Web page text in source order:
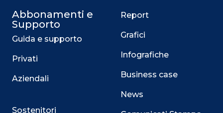
Abbonamenti e
Supporto
Guida e supporto
Privati
Aziendali
Sostenitori
Report
Grafici
Infografiche
Business case
News